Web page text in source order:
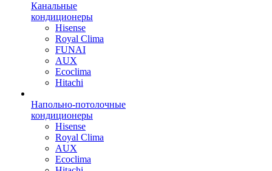
Канальные
кондиционеры
Hisense
Royal Clima
FUNAI
AUX
Ecoclima
Hitachi
Напольно-потолочные
кондиционеры
Hisense
Royal Clima
AUX
Ecoclima